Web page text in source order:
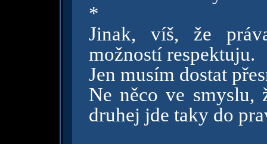
*
Jinak, víš, že
možností respektuju.
Jen musím dostat
Ne něco ve smyslu,
druhej jde taky do